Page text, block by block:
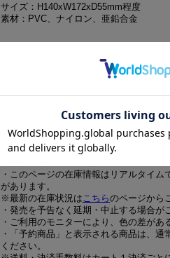
サイズ：H140xW172xD55mm程度
素材：PVC、ナイロン、亜鉛合金
※注文状況、交通事情等により発送に遅
・このページの在庫情報はリアルタイ
があります。
※最新の在庫状況は こちらのページから
・発売を予告なく延期・中止する場合が
・ご利用のモニターにより、色の差があ
・「予約商品」と表示される商品は、
ください。